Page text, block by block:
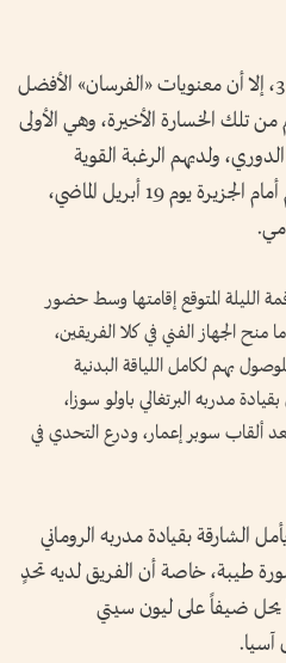
والشارقة أمام مضيفه الوحدة 0 ـ 3، إلا أن معنويات «الفرسان» الأفضل
تلك الخسارة الأخيرة، وهي الأولى
ولديهم الرغبة القوية
لتعويض جمهورهم عن خسارتهم أمام الجزيرة يوم 19 أبريل الماضي،
الليلة المتوقع إقامتها وسط حضور
الجهاز الفني في كلا الفريقين،
بهم لكامل اللياقة البدنية
مدربه البرتغالي باولو سوزا،
ألقاب سوبر إعمار، ودرع التحدي في
الشارقة بقيادة مدربه الروماني
طيبة، خاصة أن الفريق لديه تحدٍ
عندما يحل ضيفاً على ليون سيتي
آسيا.